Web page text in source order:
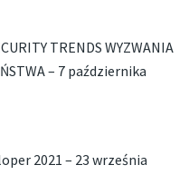
TRENDS WYZWANIA
– 7 października
2021 – 23 września